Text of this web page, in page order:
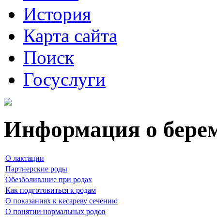
История
Карта сайта
Поиск
Госуслуги
Информация о
О лактации
Партнерские роды
Обезболивание при родах
Как подготовиться к родам
О показаниях к кесареву сечению
О понятии нормальных родов